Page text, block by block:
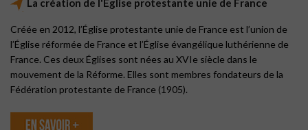
La création de l'Église protestante unie de France
Créée en 2012, l’Église protestante unie de France est l’union de
l’Église réformée de France et l’Église évangélique luthérienne de
France. Ces deux Églises sont nées au XVIe siècle dans le
mouvement de la Réforme. Elles sont membres fondateurs de la
Fédération protestante de France (1905).